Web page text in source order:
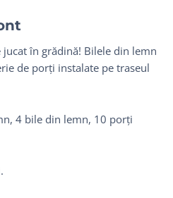
în grădină! Bilele din lemn
de porți instalate pe traseul
4 bile din lemn, 10 porți